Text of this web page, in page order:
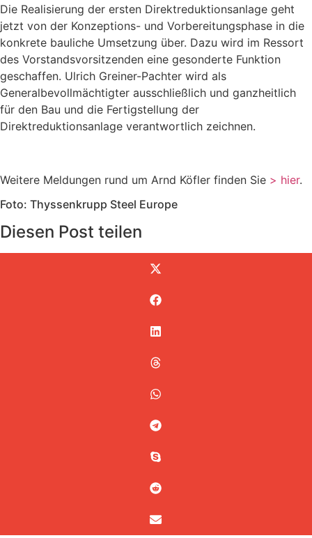
Die Realisierung der ersten Direktreduktionsanlage geht
jetzt von der Konzeptions- und Vorbereitungsphase in die
konkrete bauliche Umsetzung über. Dazu wird im Ressort
des Vorstandsvorsitzenden eine gesonderte Funktion
geschaffen. Ulrich Greiner-Pachter wird als
Generalbevollmächtigter ausschließlich und ganzheitlich
für den Bau und die Fertigstellung der
Direktreduktionsanlage verantwortlich zeichnen.
Weitere Meldungen rund um Arnd Köfler finden Sie > hier.
Foto: Thyssenkrupp Steel Europe
Diesen Post teilen